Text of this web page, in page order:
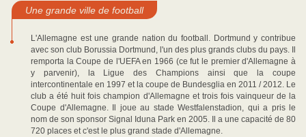
Une grande ville de football
L'Allemagne est une grande nation du football. Dortmund y contribue
avec son club Borussia Dortmund, l'un des plus grands clubs du pays. Il
remporta la Coupe de l'UEFA en 1966 (ce fut le premier d'Allemagne à
y parvenir), la Ligue des Champions ainsi que la coupe
intercontinentale en 1997 et la coupe de Bundesglia en 2011 / 2012. Le
club a été huit fois champion d'Allemagne et trois fois vainqueur de la
Coupe d'Allemagne. Il joue au stade Westfalenstadion, qui a pris le
nom de son sponsor Signal Iduna Park en 2005. Il a une capacité de 80
720 places et c'est le plus grand stade d'Allemagne.